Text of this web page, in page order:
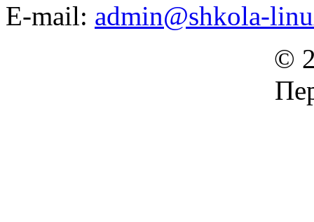
E-mail: admin@shkola-
©